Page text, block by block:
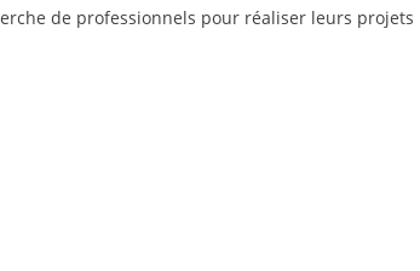
de professionnels pour réaliser leurs projets